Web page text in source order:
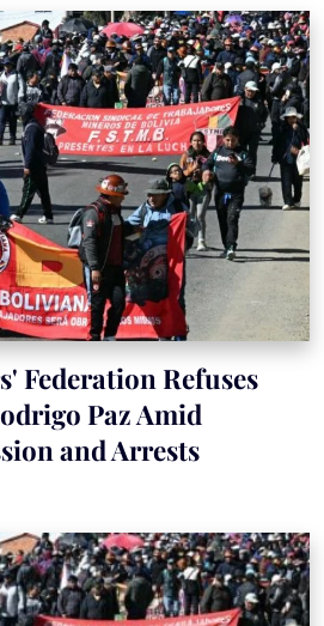
Federation Refuses
Paz Amid
and Arrests